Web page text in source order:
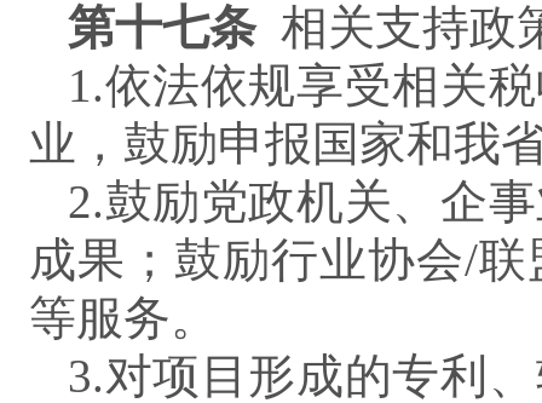
第十七条相关支持政
1.依法依规享受相关
业，鼓励申报国家和我
2.鼓励党政机关、企
成果；鼓励行业协会/
等服务。
3.对项目形成的专利